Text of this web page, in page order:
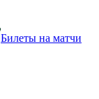
Билеты на матчи